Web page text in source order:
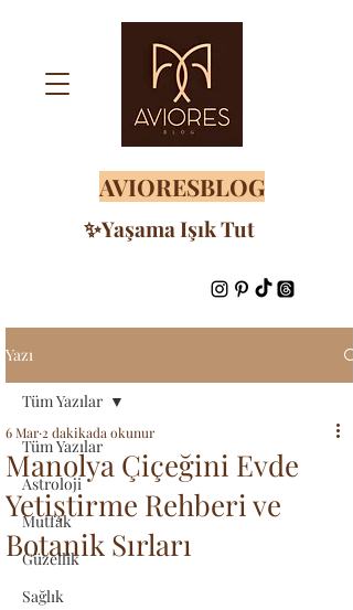
AVIORESBLOG
✨Yaşama Işık Tut
Yazı
Tüm Yazılar
Astroloji
Mutfak
Güzellik
Sağlık
Tüm Yazılar
Manolya Çiçeğini Evde
Yetiştirme Rehberi ve
Botanik Sırları
6 Mar 2 dakikada okunur